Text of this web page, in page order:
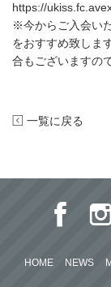
https://
※今からご入会い
をおすすめ致しま
合もございますの
一覧に戻る
HOME NEWS